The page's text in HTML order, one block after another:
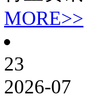
MORE>>
23
2026-07